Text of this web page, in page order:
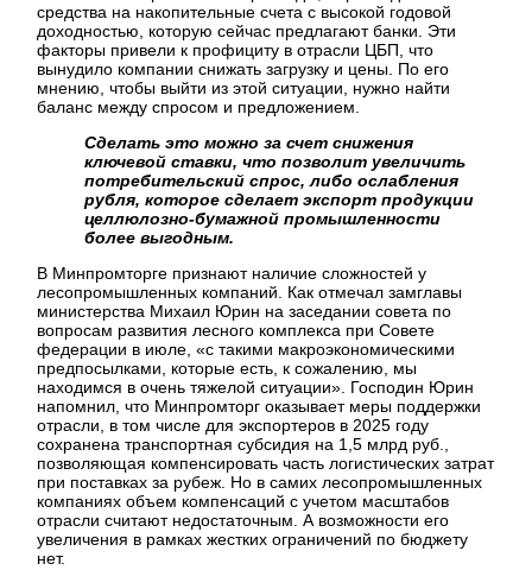
средства на накопительные счета с высокой годовой
доходностью, которую сейчас предлагают банки. Эти
факторы привели к профициту в отрасли ЦБП, что
вынудило компании снижать загрузку и цены. По его
мнению, чтобы выйти из этой ситуации, нужно найти
баланс между спросом и предложением.
Сделать это можно за счет снижения
ключевой ставки, что позволит увеличить
потребительский спрос, либо ослабления
рубля, которое сделает экспорт продукции
целлюлозно-бумажной промышленности
более выгодным.
В Минпромторге признают наличие сложностей у
лесопромышленных компаний. Как отмечал замглавы
министерства Михаил Юрин на заседании совета по
вопросам развития лесного комплекса при Совете
федерации в июле, «с такими макроэкономическими
предпосылками, которые есть, к сожалению, мы
находимся в очень тяжелой ситуации». Господин Юрин
напомнил, что Минпромторг оказывает меры поддержки
отрасли, в том числе для экспортеров в 2025 году
сохранена транспортная субсидия на 1,5 млрд руб.,
позволяющая компенсировать часть логистических затрат
при поставках за рубеж. Но в самих лесопромышленных
компаниях объем компенсаций с учетом масштабов
отрасли считают недостаточным. А возможности его
увеличения в рамках жестких ограничений по бюджету
нет.